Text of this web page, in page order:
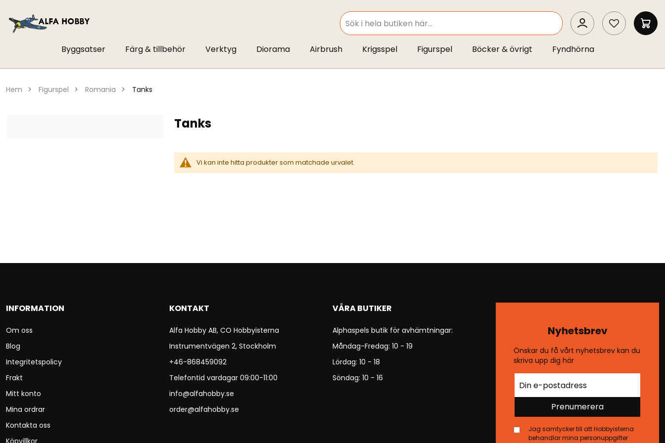
SEARCH
SEARCH
MIN
Byggsatser Färg & tillbehör Verktyg Diorama Airbrush Krigsspel Figurspel Böcker & övrigt Fyndhörna
hem figurspel romania tanks
Tanks
Vi kan inte hitta produkter som matchade urvalet.
INFORMATION
Om oss
Blog
Integritetspolicy
Frakt
Mitt konto
Mina ordrar
Kontakta oss
Köpvillkor
KONTAKT
Alfa Hobby AB, CO Hobbyisterna
Instrumentvägen 2, Stockholm
+46-868459092
Telefontid vardagar 09:00-11:00
info@alfahobby.se
order@alfahobby.se
VÅRA BUTIKER
Alphaspels butik för avhämtningar:
Måndag-Fredag: 10 - 19
Lördag: 10 - 18
Söndag: 10 - 16
Nyhetsbrev
Önskar du få vårt nyhetsbrev kan du
skriva upp dig här
Prenumerera
Jag samtycker till att Hobbyisterna
behandlar mina personuppgifter